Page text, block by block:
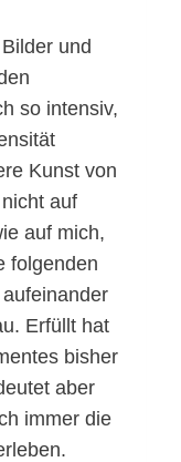
und
so intensiv,
Kunst von
auf
auf mich,
folgenden
Erfüllt hat
bisher
aber
immer die